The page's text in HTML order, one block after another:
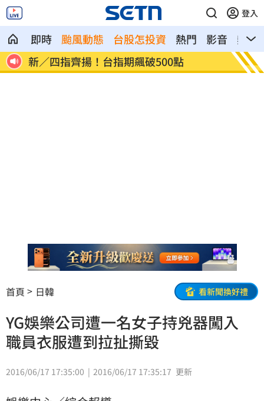
登入
即時 颱風動態 台股怎投資 熱門 影音
熱搜
慈濟遭詐10.6億元！全款拿回解方曝
稱龍
首頁 日韓 看新聞換好禮
YG娛樂公司遭一名女子持兇器闖入
職員衣服遭到拉扯撕毀
2016/06/17 17:35:00 2016/06/17 17:35:17 更新